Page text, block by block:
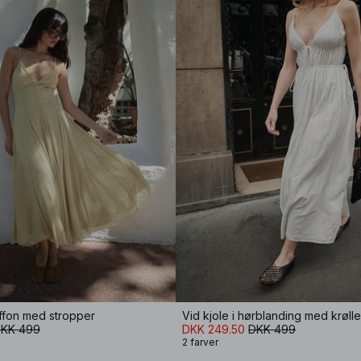
med stropper
499
DKK 249.50 DKK 499
2 farver